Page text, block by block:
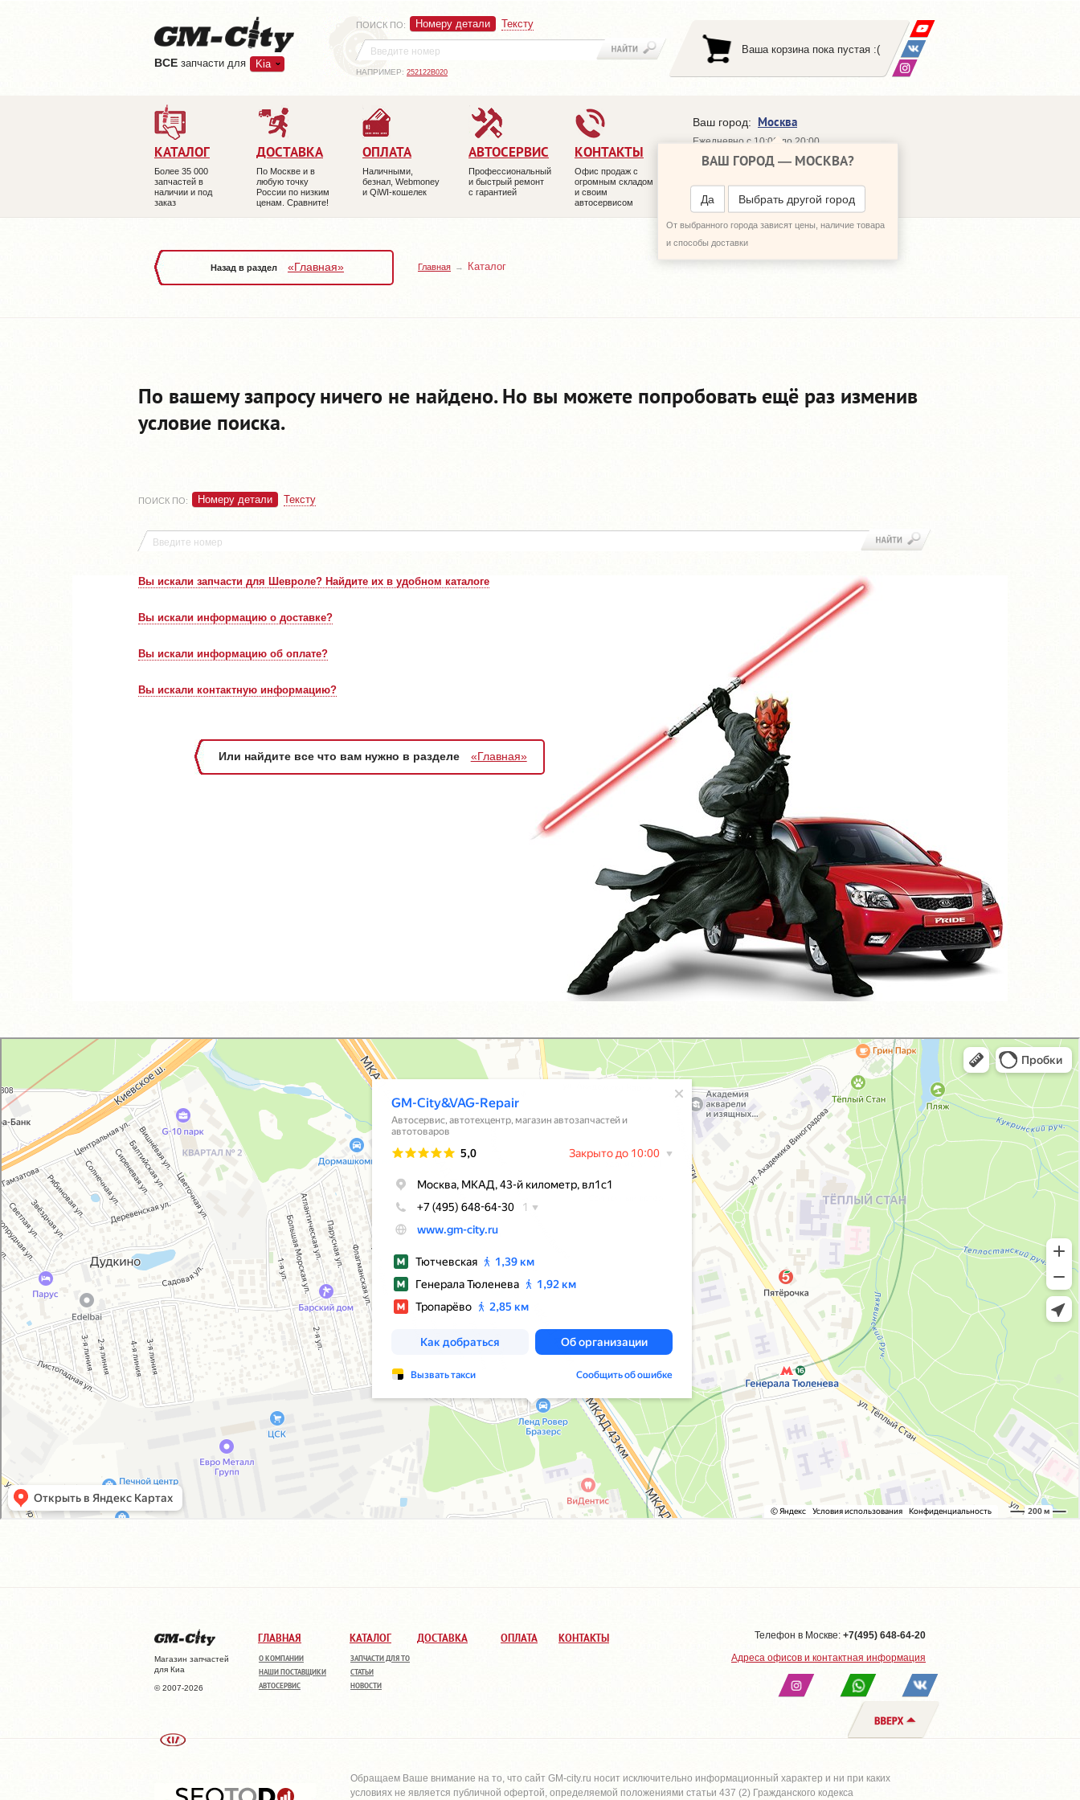
ВCE запчасти для Kia
ПОИСК ПО: Номеру детали Тексту
НАПРИМЕР: 252122B020
Ваша корзина пока пустая :(
КАТАЛОГ
Более 35 000
запчастей в
наличии и под
заказ
ДОСТАВКА
По Москве и в
любую точку
России по низким
ценам. Сравните!
ОПЛАТА
Наличными,
безнал, Webmoney
и QiWI-кошелек
АВТОСЕРВИС
Профессиональный
и быстрый ремонт
с гарантией
КОНТАКТЫ
Офис продаж с
огромным складом
и своим
автосервисом
Ваш город: Москва
ВАШ ГОРОД — МОСКВА?
Да Выбрать другой город
От выбранного города зависят цены, наличие товара
и способы доставки
Ежедневно с 10:00 до 20:00
+7 (495) 648-64-30
ПЕРЕЗВОНИТЬ МНЕ
Назад в раздел «Главная» Главная Каталог
По вашему запросу ничего не найдено. Но вы можете попробовать ещё раз изменив
условие поиска.
ПОИСК ПО: Номеру детали Тексту
Вы искали запчасти для Шевроле? Найдите их в удобном каталоге
Вы искали информацию о доставке?
Вы искали информацию об оплате?
Вы искали контактную информацию?
Или найдите все что вам нужно в разделе «Главная»
GM-City&VAG-Repair
Автосервис, автотехцентр в Москве
Магазин автозапчастей и автотоваров в Москве
Магазин запчастей
для Киа
© 2007-2026
ГЛАВНАЯ
О КОМПАНИИ
НАШИ ПОСТАВЩИКИ
АВТОСЕРВИС
КАТАЛОГ
ЗАПЧАСТИ ДЛЯ ТО
СТАТЬИ
НОВОСТИ
ДОСТАВКА ОПЛАТА КОНТАКТЫ Телефон в Москве: +7(495) 648-64-20
Адреса офисов и контактная информация
Обращаем Ваше внимание на то, что сайт GM-city.ru носит исключительно информационный характер и ни при каких
условиях не является публичной офертой, определяемой положениями статьи 437 (2) Гражданского кодекса